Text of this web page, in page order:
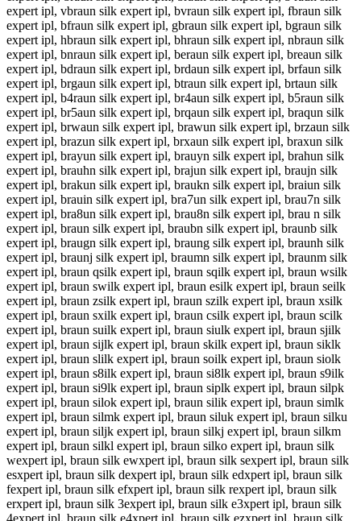
expert ipl, vbraun silk expert ipl, bvraun silk expert ipl, fbraun silk
expert ipl, bfraun silk expert ipl, gbraun silk expert ipl, bgraun silk
expert ipl, hbraun silk expert ipl, bhraun silk expert ipl, nbraun silk
expert ipl, bnraun silk expert ipl, beraun silk expert ipl, breaun silk
expert ipl, bdraun silk expert ipl, brdaun silk expert ipl, brfaun silk
expert ipl, brgaun silk expert ipl, btraun silk expert ipl, brtaun silk
expert ipl, b4raun silk expert ipl, br4aun silk expert ipl, b5raun silk
expert ipl, br5aun silk expert ipl, brqaun silk expert ipl, braqun silk
expert ipl, brwaun silk expert ipl, brawun silk expert ipl, brzaun silk
expert ipl, brazun silk expert ipl, brxaun silk expert ipl, braxun silk
expert ipl, brayun silk expert ipl, brauyn silk expert ipl, brahun silk
expert ipl, brauhn silk expert ipl, brajun silk expert ipl, braujn silk
expert ipl, brakun silk expert ipl, braukn silk expert ipl, braiun silk
expert ipl, brauin silk expert ipl, bra7un silk expert ipl, brau7n silk
expert ipl, bra8un silk expert ipl, brau8n silk expert ipl, brau n silk
expert ipl, braun silk expert ipl, braubn silk expert ipl, braunb silk
expert ipl, braugn silk expert ipl, braung silk expert ipl, braunh silk
expert ipl, braunj silk expert ipl, braumn silk expert ipl, braunm silk
expert ipl, braun qsilk expert ipl, braun sqilk expert ipl, braun wsilk
expert ipl, braun swilk expert ipl, braun esilk expert ipl, braun seilk
expert ipl, braun zsilk expert ipl, braun szilk expert ipl, braun xsilk
expert ipl, braun sxilk expert ipl, braun csilk expert ipl, braun scilk
expert ipl, braun suilk expert ipl, braun siulk expert ipl, braun sjilk
expert ipl, braun sijlk expert ipl, braun skilk expert ipl, braun siklk
expert ipl, braun slilk expert ipl, braun soilk expert ipl, braun siolk
expert ipl, braun s8ilk expert ipl, braun si8lk expert ipl, braun s9ilk
expert ipl, braun si9lk expert ipl, braun siplk expert ipl, braun silpk
expert ipl, braun silok expert ipl, braun silik expert ipl, braun simlk
expert ipl, braun silmk expert ipl, braun siluk expert ipl, braun silku
expert ipl, braun siljk expert ipl, braun silkj expert ipl, braun silkm
expert ipl, braun silkl expert ipl, braun silko expert ipl, braun silk
wexpert ipl, braun silk ewxpert ipl, braun silk sexpert ipl, braun silk
esxpert ipl, braun silk dexpert ipl, braun silk edxpert ipl, braun silk
fexpert ipl, braun silk efxpert ipl, braun silk rexpert ipl, braun silk
erxpert ipl, braun silk 3expert ipl, braun silk e3xpert ipl, braun silk